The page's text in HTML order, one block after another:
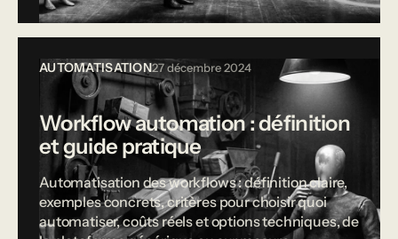
AUTOMATISATION27 décembre 2024
Workflow automation : définition
et guide pratique
Automatisation des workflows : définition claire,
exemples concrets, critères pour choisir quoi
automatiser, coûts réels et options techniques, de